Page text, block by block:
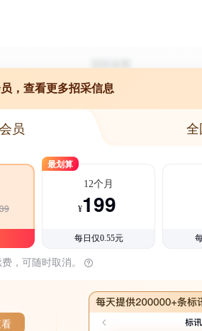
，查看更多招采信息
员
最划算
12个月
¥199
每日仅0.55元
，可随时取消。